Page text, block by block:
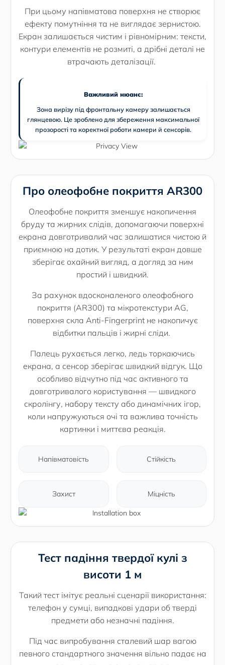
При цьому напівматова поверхня не створює
ефекту помутніння та не виглядає зернистою.
Екран залишається чистим і рівномірним: тексти,
контури елементів не розмиті, а дрібні деталі не
втрачають деталізації.
Важливий нюанс:
Зона вирізу під фронтальну камеру залишається
глянцевою. Це зроблено для збереження максимальної
прозорості та коректної роботи камери й сенсорів.
Про олеофобне покриття AR300
Олеофобне покриття зменшує накопичення
бруду та жирних слідів, допомагаючи поверхні
екрана довготривалий час залишатися чистою й
приємною на дотик. У результаті екран довше
зберігає охайний вигляд, а догляд за ним
простий і швидкий.
За рахунок вдосконаленого олеофобного
покриття (AR300) та мікротекстури AG,
поверхня скла Anti-Fingerprint не накопичує
відбитки пальців і жирні сліди.
Палець рухається легко, ледь торкаючись
екрана, а сенсор зберігає швидкий відгук. Що
особливо відчутно під час активного та
довготривалого користування — швидкого
скролінгу, набору тексту або динамічних ігор,
коли напружуються очі та важлива точність
картинки і миттєва реакція.
Напівматовість Стійкість
Захист Міцність
Тест падіння твердої кулі з
висоти 1 м
Такий тест імітує реальні сценарії використання:
телефон у сумці, випадкові удари об тверді
предмети або незначні падіння.
Під час випробування сталевий шар вагою
певного стандартного значення вільно падає на